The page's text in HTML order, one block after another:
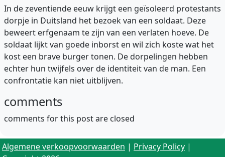
In de zeventiende eeuw krijgt een geïsoleerd protestants
dorpje in Duitsland het bezoek van een soldaat. Deze
beweert erfgenaam te zijn van een verlaten hoeve. De
soldaat lijkt van goede inborst en wil zich koste wat het
kost een brave burger tonen. De dorpelingen hebben
echter hun twijfels over de identiteit van de man. Een
confrontatie kan niet uitblijven.
comments
comments for this post are closed
Algemene verkoopvoorwaarden | Privacy Policy |